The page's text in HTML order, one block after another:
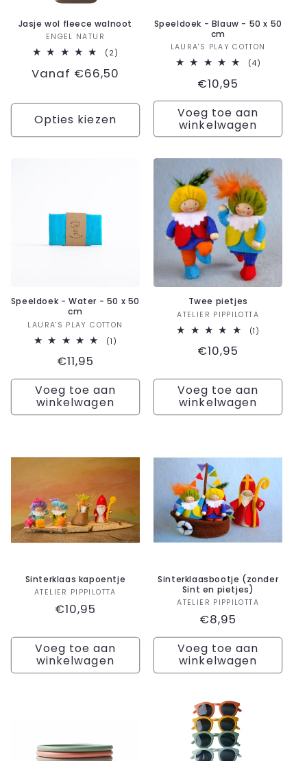
Jasje wol fleece walnoot
Verkoper:
ENGEL NATUR
(2)
aantal
Normale
Vanaf €66,50
Opties kiezen
Speeldoek - Blauw - 50 x 50
cm
Verkoper:
LAURA'S PLAY COTTON
(4)
Normale
prijs
€10,95
Voeg toe aan
winkelwagen
Speeldoek - Water - 50 x 50
cm
Verkoper:
LAURA'S PLAY COTTON
(1)
Normale
prijs
€11,95
Voeg toe aan
winkelwagen
Twee pietjes
Verkoper:
ATELIER PIPPILOTTA
(1)
Normale
€10,95
Voeg toe aan
winkelwagen
Sinterklaas kapoentje
Verkoper:
ATELIER PIPPILOTTA
Normale
€10,95
Voeg toe aan
winkelwagen
Sinterklaasbootje (zonder
Sint en pietjes)
Verkoper:
ATELIER PIPPILOTTA
Normale
prijs
€8,95
Voeg toe aan
winkelwagen